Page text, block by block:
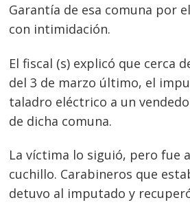
Garantía de esa comuna por
con intimidación.
El fiscal (s) explicó que cerca
del 3 de marzo último, el
taladro eléctrico a un
de dicha comuna.
La víctima lo siguió, pero fue
cuchillo. Carabineros que
detuvo al imputado y